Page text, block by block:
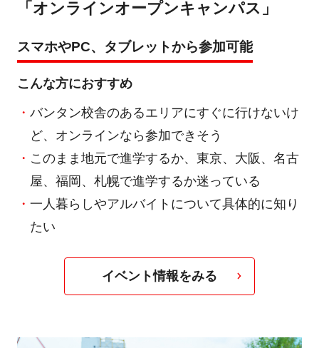
「オンラインオープンキャンパス」
スマホやPC、タブレットから参加可能
こんな方におすすめ
バンタン校舎のあるエリアにすぐに行けないけ
ど、オンラインなら参加できそう
このまま地元で進学するか、東京、大阪、名古
屋、福岡、札幌で進学するか迷っている
一人暮らしやアルバイトについて具体的に知り
たい
イベント情報をみる